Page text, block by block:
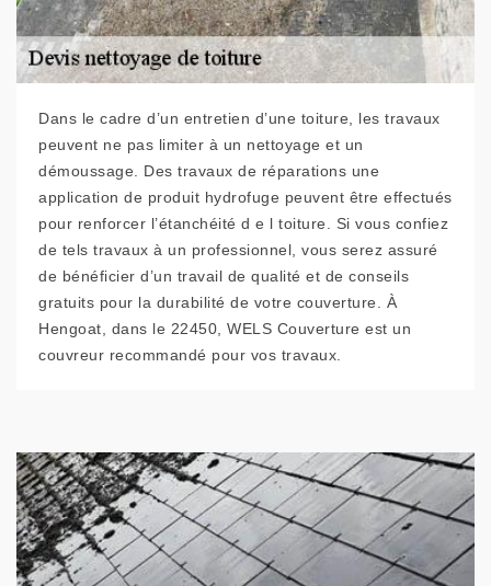
Dans le cadre d’un entretien d’une toiture, les travaux
peuvent ne pas limiter à un nettoyage et un
démoussage. Des travaux de réparations une
application de produit hydrofuge peuvent être effectués
pour renforcer l’étanchéité d e l toiture. Si vous confiez
de tels travaux à un professionnel, vous serez assuré
de bénéficier d’un travail de qualité et de conseils
gratuits pour la durabilité de votre couverture. À
Hengoat, dans le 22450, WELS Couverture est un
couvreur recommandé pour vos travaux.